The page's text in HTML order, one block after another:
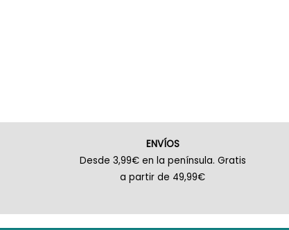
ENVÍOS
Desde 3,99€ en la península. Gratis
a partir de 49,99€